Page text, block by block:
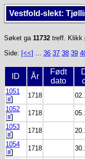
Vestfold-slekt:
Søket ga 11732 treff. Klikk
Side: [<<] ... 36 37 38 39
ID År
Født
dato
1051
1718
1052
1718
1053
1718
1054
1718